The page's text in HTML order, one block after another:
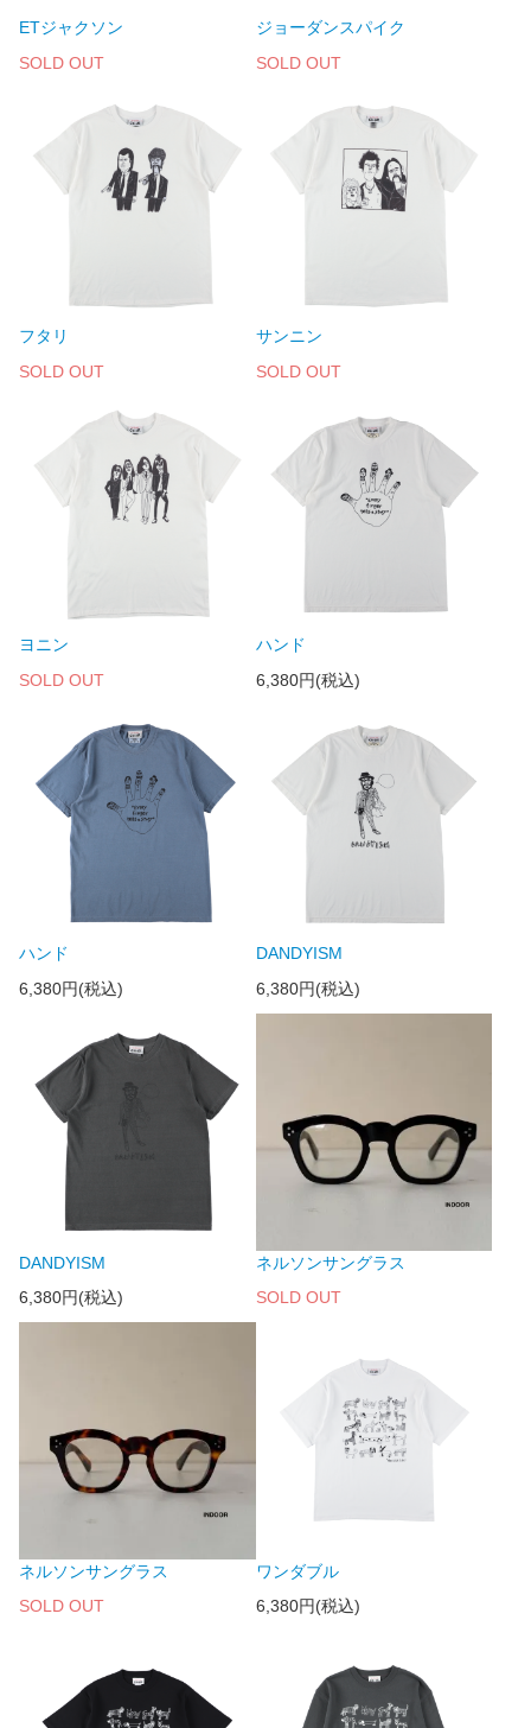
ETジャクソン
SOLD OUT
ジョーダンスパイク
SOLD OUT
フタリ
SOLD OUT
サンニン
SOLD OUT
ヨニン
SOLD OUT
ハンド
6,380円(税込)
ハンド
6,380円(税込)
DANDYISM
6,380円(税込)
DANDYISM
6,380円(税込)
ネルソンサングラス
SOLD OUT
ネルソンサングラス
SOLD OUT
ワンダブル
6,380円(税込)